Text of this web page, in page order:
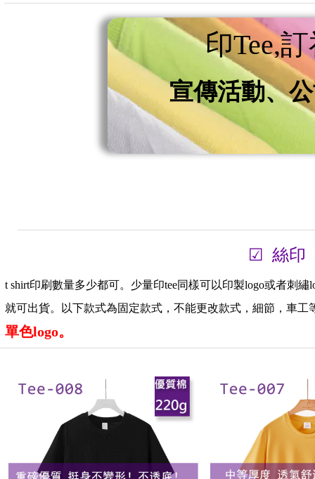
關於印TEE服務，我們提供不同的
可以根據你想要的T-SHIRT款式，
們可以給你最專業、適合符合產品
我們T恤產品多元化，除了常用淨
有關布料，有大家常用的純棉
材質有美國熱銷品質
的為香港多個自家品牌T恤提供貼牌
擇。
不少團體和機構都會選擇我們的印衫
uniform，你可以批量T恤訂製，亦
為客戶服務。t shirt印刷品質保證
「Jt uniform」香港專業印tee專門
們提供訂班衫,soc tee，t shirt訂製
體印t服務。
t shirt印刷數量多少都可。少量印tee同樣可以印製logo或者刺
就可出貨。以下款式為固定款式，不能更改款式，細節，車
單色logo。
☑ 絲印
印Tee,
宣傳活動、